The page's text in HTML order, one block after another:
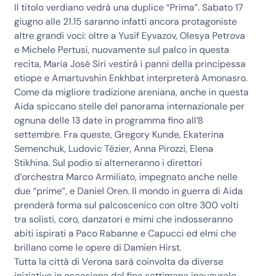
Il titolo verdiano vedrà una duplice “Prima”.Sabato 17
giugno alle 21.15 saranno infatti ancora protagoniste
altre grandi voci: oltre a Yusif Eyvazov, Olesya Petrova
e Michele Pertusi, nuovamente sul palco in questa
recita, Maria José Siri vestirà i panni della principessa
etiope e Amartuvshin Enkhbat interpreterà Amonasro.
Come da migliore tradizione areniana, anche in questa
Aida spiccano stelle del panorama internazionale per
ognuna delle13 date in programma fino all’8
settembre. Fra queste, Gregory Kunde, Ekaterina
Semenchuk, Ludovic Tézier, Anna Pirozzi, Elena
Stikhina. Sul podio si alterneranno i direttori
d’orchestra Marco Armiliato, impegnato anche nelle
due “prime”, e Daniel Oren. Il mondo in guerra di Aida
prenderà forma sul palcoscenico con oltre 300 volti
tra solisti, coro, danzatori e mimi che indosseranno
abiti ispirati a Paco Rabanne e Capucci ed elmi che
brillano come le opere di Damien Hirst.
Tutta la città di Verona sarà coinvolta da diverse